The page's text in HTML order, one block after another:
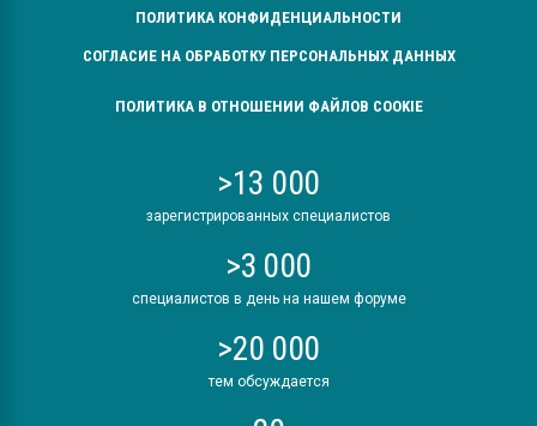
ПОЛИТИКА КОНФИДЕНЦИАЛЬНОСТИ
СОГЛАСИЕ НА ОБРАБОТКУ ПЕРСОНАЛЬНЫХ ДАННЫХ
ПОЛИТИКА В ОТНОШЕНИИ ФАЙЛОВ COOKIE
>13 000
зарегистрированных специалистов
>3 000
специалистов в день на нашем форуме
>20 000
тем обсуждается